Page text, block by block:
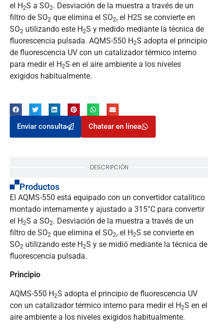
el H2S a SO2. Desviación de la muestra a través de un
filtro de SO2 que elimina el SO2, el H2S se convierte en
SO2 utilizando este H2S y medido mediante la técnica de
fluorescencia pulsada. AQMS-550 H2S adopta el principio
de fluorescencia UV con un catalizador térmico interno
para medir el H2S en el aire ambiente a los niveles
exigidos habitualmente.
Enviar consulta Chatear en línea
DESCRIPCIÓN
Productos
El AQMS-550 está equipado con un convertidor catalítico
montado internamente y ajustado a 315°C para convertir
el H2S a SO2. Desviación de la muestra a través de un
filtro de SO2 que elimina el SO2, el H2S se convierte en
SO2 utilizando este H2S y se midió mediante la técnica de
fluorescencia pulsada.
Principio
AQMS-550 H2S adopta el principio de fluorescencia UV
con un catalizador térmico interno para medir el H2S en el
aire ambiente a los niveles exigidos habitualmente.